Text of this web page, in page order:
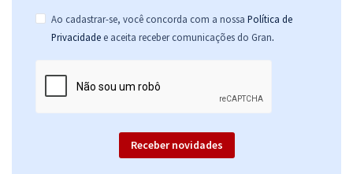
Ao cadastrar-se, você concorda com a nossa Política de
Privacidade e aceita receber comunicações do Gran.
Receber novidades